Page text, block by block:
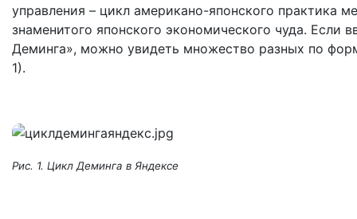
управления – цикл американо-японского практика
знаменитого японского экономического чуда. Если
Деминга», можно увидеть множество разных по
1).
Рис. 1. Цикл Деминга в Яндексе